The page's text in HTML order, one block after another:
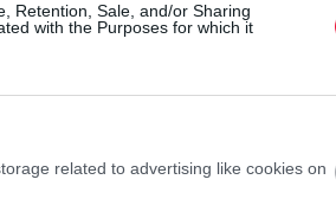
Retention, Sale, and/or Sharing
with the Purposes for which it
related to advertising like cookies on